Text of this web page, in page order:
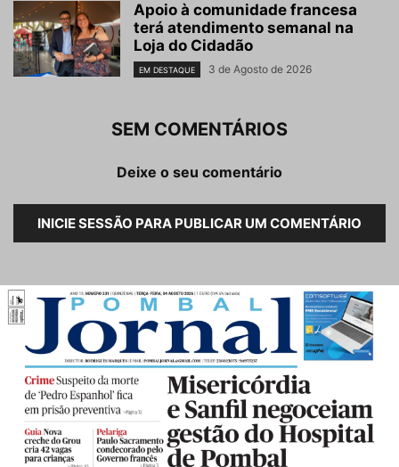
Apoio à comunidade francesa
terá atendimento semanal na
Loja do Cidadão
EM DESTAQUE 3 de Agosto de 2026
SEM COMENTÁRIOS
Deixe o seu comentário
INICIE SESSÃO PARA PUBLICAR UM COMENTÁRIO